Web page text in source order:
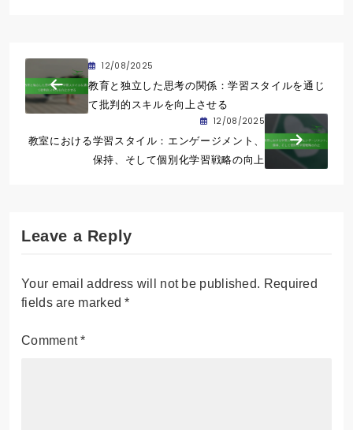
12/08/2025
教育と独立した思考の関係：学習スタイルを通じ
て批判的スキルを向上させる
12/08/2025
教室における学習スタイル：エンゲージメント、
保持、そして個別化学習戦略の向上
Leave a Reply
Your email address will not be published. Required
fields are marked*
Comment*